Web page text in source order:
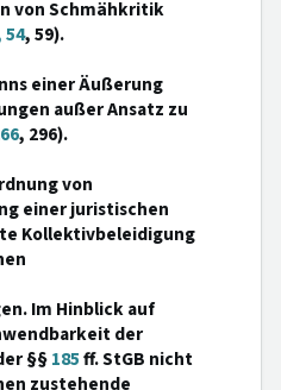
von Schmähkritik
54, 59).
einer Äußerung
außer Ansatz zu
, 296).
von
einer juristischen
Kollektivbeleidigung
Im Hinblick auf
der
§§185ff. StGB nicht
zustehende